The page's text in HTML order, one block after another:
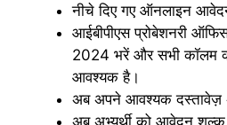
नीचे दिए गए ऑनलाइन
आईबीपीएस प्रोबेशनरी
2024 भरें और सभी कॉलम
आवश्यक है।
अब अपने आवश्यक दस्तावेज़
अब अभ्यर्थी को आवेदन